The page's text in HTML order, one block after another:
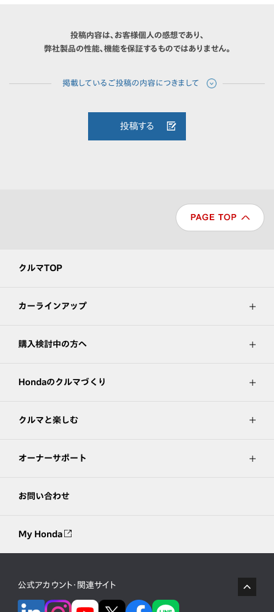
投稿内容は、お客様個人の感想であり、
弊社製品の性能、機能を保証するものではありません。
投稿する
クルマTOP
カーラインアップ
購入検討中の方へ
Hondaのクルマづくり
クルマと楽しむ
オーナーサポート
お問い合わせ
My Honda
公式アカウント・関連サイト